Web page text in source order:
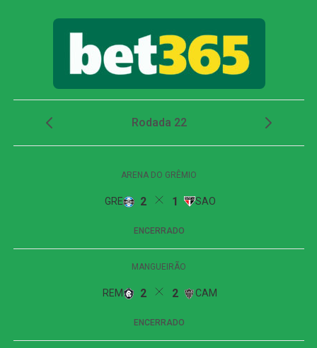
Juventude e avança às quartas da Copa do Brasil
Em uma bola lançada para a área, a defesa do Juventude
se atrapalhou, e Alan Minda aproveitou a sobra para
finalizar e marcar o único gol do confronto. O lance
clube mineiro entre os oito melhores da Copa do Brasil.
Campeonato Brasileiro – Série B
Campeonato Brasileiro – Série A
Data:08 de agosto de 2026 (sábado)